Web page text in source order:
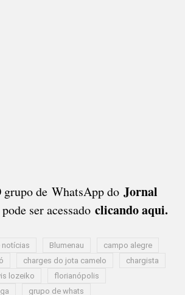
grupo de WhatsApp doJornal
pode ser acessado clicando aqui.
notícias Blumenau
campo alegre
charges do jota camelo
chargista
lozeiko
florianópolis
grupo de whats